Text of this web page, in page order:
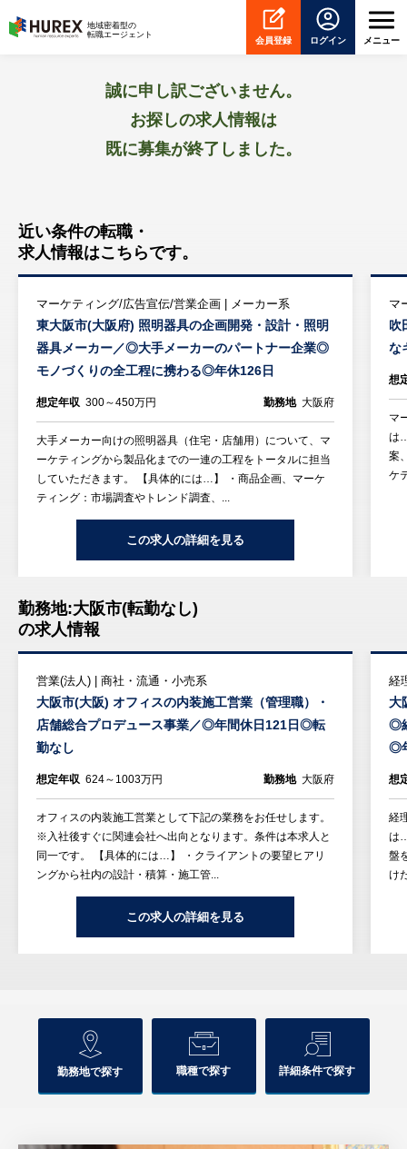
HUREX
地域密着型の
転職エージェント
会員登録 ログイン メニュー
誠に申し訳ございません。
お探しの求人情報は
既に募集が終了しました。
近い条件の転職・
求人情報はこちらです。
マーケティング/広告宣伝/営業企画 | メーカー系
東大阪市(大阪府) 照明器具の企画開発・設計・照明
器具メーカー／◎大手メーカーのパートナー企業◎
モノづくりの全工程に携わる◎年休126日
想定年収 300～450万円 勤務地 大阪府
大手メーカー向けの照明器具（住宅・店舗用）について、マ
ーケティングから製品化までの一連の工程をトータルに担当
していただきます。 【具体的には…】 ・商品企画、マーケ
ティング：市場調査やトレンド調査、...
この求人の詳細を見る
マ
吹
な
想
マ
は
案
ケ
勤務地:大阪市(転勤なし)
の求人情報
営業(法人) | 商社・流通・小売系
大阪市(大阪) オフィスの内装施工営業（管理職）・
店舗総合プロデュース事業／◎年間休日121日◎転
勤なし
想定年収 624～1003万円 勤務地 大阪府
オフィスの内装施工営業として下記の業務をお任せします。
※入社後すぐに関連会社へ出向となります。条件は本求人と
同一です。 【具体的には…】 ・クライアントの要望ヒアリ
ングから社内の設計・積算・施工管...
この求人の詳細を見る
経
大
◎
◎
想
経
は
盤
け
勤務地で探す 職種で探す 詳細条件で探す